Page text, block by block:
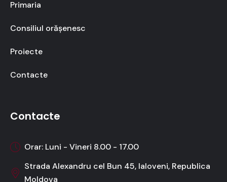
Primaria
Consiliul orășenesc
Proiecte
Contacte
Contacte
Orar: Luni - Vineri 8.00 - 17.00
Strada Alexandru cel Bun 45, Ialoveni, Republica
Moldova